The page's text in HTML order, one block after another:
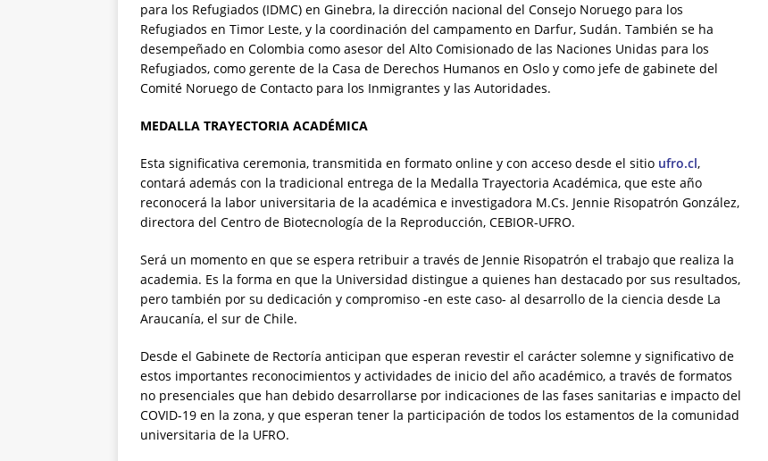
para los Refugiados (IDMC) en Ginebra, la dirección nacional del Consejo Noruego para los
Refugiados en Timor Leste, y la coordinación del campamento en Darfur, Sudán. También se ha
desempeñado en Colombia como asesor del Alto Comisionado de las Naciones Unidas para los
Refugiados, como gerente de la Casa de Derechos Humanos en Oslo y como jefe de gabinete del
Comité Noruego de Contacto para los Inmigrantes y las Autoridades.
MEDALLA TRAYECTORIA ACADÉMICA
Esta significativa ceremonia, transmitida en formato online y con acceso desde el sitio ufro.cl,
contará además con la tradicional entrega de la Medalla Trayectoria Académica, que este año
reconocerá la labor universitaria de la académica e investigadora M.Cs. Jennie Risopatrón González,
directora del Centro de Biotecnología de la Reproducción, CEBIOR-UFRO.
Será un momento en que se espera retribuir a través de Jennie Risopatrón el trabajo que realiza la
academia. Es la forma en que la Universidad distingue a quienes han destacado por sus resultados,
pero también por su dedicación y compromiso -en este caso- al desarrollo de la ciencia desde La
Araucanía, el sur de Chile.
Desde el Gabinete de Rectoría anticipan que esperan revestir el carácter solemne y significativo de
estos importantes reconocimientos y actividades de inicio del año académico, a través de formatos
no presenciales que han debido desarrollarse por indicaciones de las fases sanitarias e impacto del
COVID-19 en la zona, y que esperan tener la participación de todos los estamentos de la comunidad
universitaria de la UFRO.